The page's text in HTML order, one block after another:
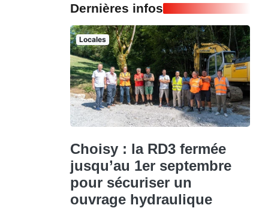
Dernières infos
Locales
Choisy : la RD3 fermée
jusqu’au 1er septembre
pour sécuriser un
ouvrage hydraulique